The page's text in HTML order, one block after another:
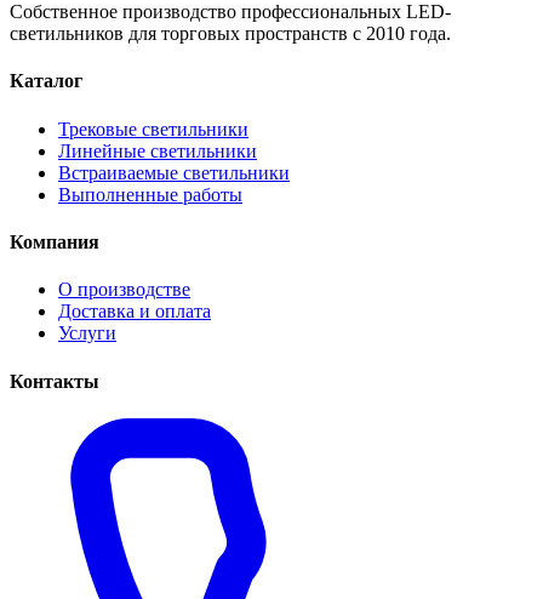
Собственное производство профессиональных LED-
светильников для торговых пространств с 2010 года.
Каталог
Трековые светильники
Линейные светильники
Встраиваемые светильники
Выполненные работы
Компания
О производстве
Доставка и оплата
Услуги
Контакты